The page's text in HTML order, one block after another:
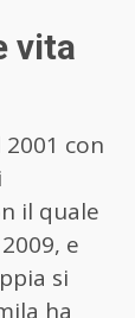
vita
con
il quale
e
si
ha